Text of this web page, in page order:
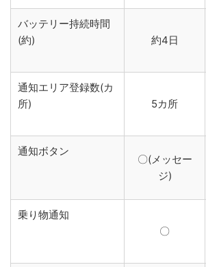
バッテリー持続時間
(約)
約4日
通知エリア登録数(カ
所)
5カ所
通知ボタン
〇(メッセー
ジ)
乗り物通知
〇